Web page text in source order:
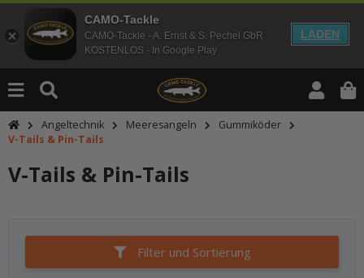
CAMO-Tackle
CAMO-Tackle - A. Ernst & S. Pechel GbR
KOSTENLOS - In Google Play
LADEN
Angeltechnik Meeresangeln
Gummiköder
V-Tails & Pin-Tails
V-Tails & Pin-Tails
Filter und Sortierung